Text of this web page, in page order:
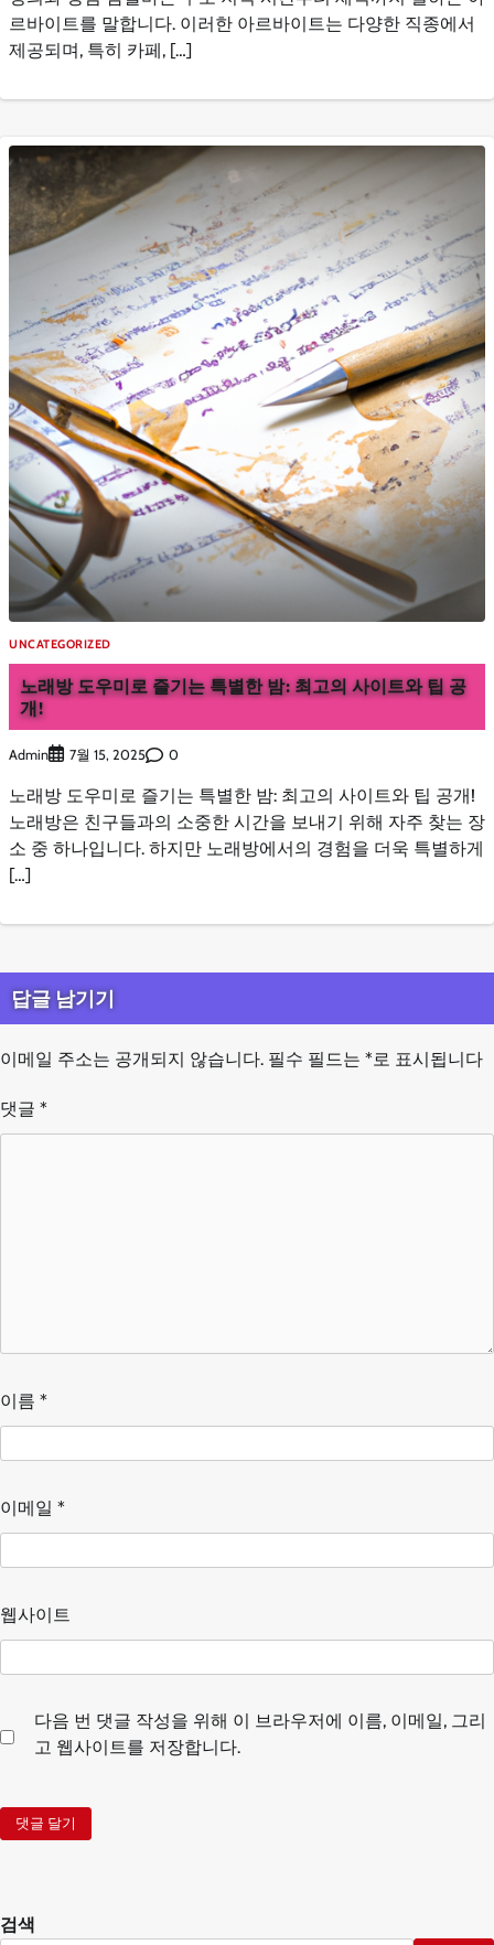
르바이트를 말합니다. 이러한 아르바이트는 다양한 직종에서
제공되며, 특히 카페, […]
UNCATEGORIZED
노래방 도우미로 즐기는 특별한 밤: 최고의 사이트와 팁 공
개!
Admin 7월 15, 2025 0
노래방 도우미로 즐기는 특별한 밤: 최고의 사이트와 팁 공개!
노래방은 친구들과의 소중한 시간을 보내기 위해 자주 찾는 장
소 중 하나입니다. 하지만 노래방에서의 경험을 더욱 특별하게
[…]
답글 남기기
이메일 주소는 공개되지 않습니다. 필수 필드는 *로 표시됩니다
댓글 *
이름 *
이메일 *
웹사이트
다음 번 댓글 작성을 위해 이 브라우저에 이름, 이메일, 그리
고 웹사이트를 저장합니다.
검색